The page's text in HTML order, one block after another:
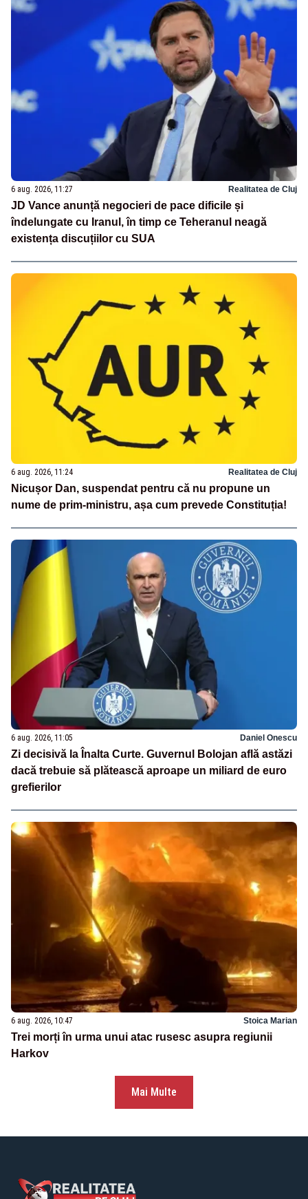
6 aug. 2026, 11:27 Realitatea de Cluj
JD Vance anunță negocieri de pace dificile și
îndelungate cu Iranul, în timp ce Teheranul neagă
existența discuțiilor cu SUA
6 aug. 2026, 11:24 Realitatea de Cluj
Nicușor Dan, suspendat pentru că nu propune un
nume de prim-ministru, așa cum prevede Constituția!
6 aug. 2026, 11:05 Daniel Onescu
Zi decisivă la Înalta Curte. Guvernul Bolojan află astăzi
dacă trebuie să plătească aproape un miliard de euro
grefierilor
6 aug. 2026, 10:47 Stoica Marian
Trei morți în urma unui atac rusesc asupra regiunii
Harkov
Mai Multe